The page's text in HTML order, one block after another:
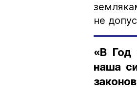
не
«В Год
наша